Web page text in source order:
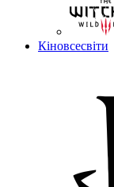
Кіновсесвіти